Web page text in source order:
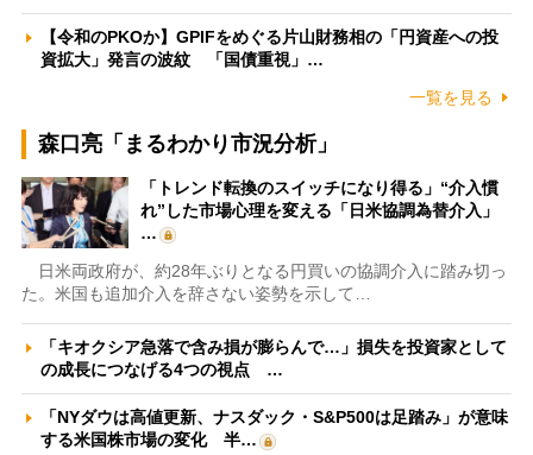
【令和のPKOか】GPIFをめぐる片山財務相の「円資産への投
資拡大」発言の波紋 「国債重視」…
一覧を見る
森口亮「まるわかり市況分析」
「トレンド転換のスイッチになり得る」“介入慣
れ”した市場心理を変える「日米協調為替介入」
…
日米両政府が、約28年ぶりとなる円買いの協調介入に踏み切っ
た。米国も追加介入を辞さない姿勢を示して…
「キオクシア急落で含み損が膨らんで…」損失を投資家として
の成長につなげる4つの視点 …
「NYダウは高値更新、ナスダック・S&P500は足踏み」が意味
する米国株市場の変化 半…